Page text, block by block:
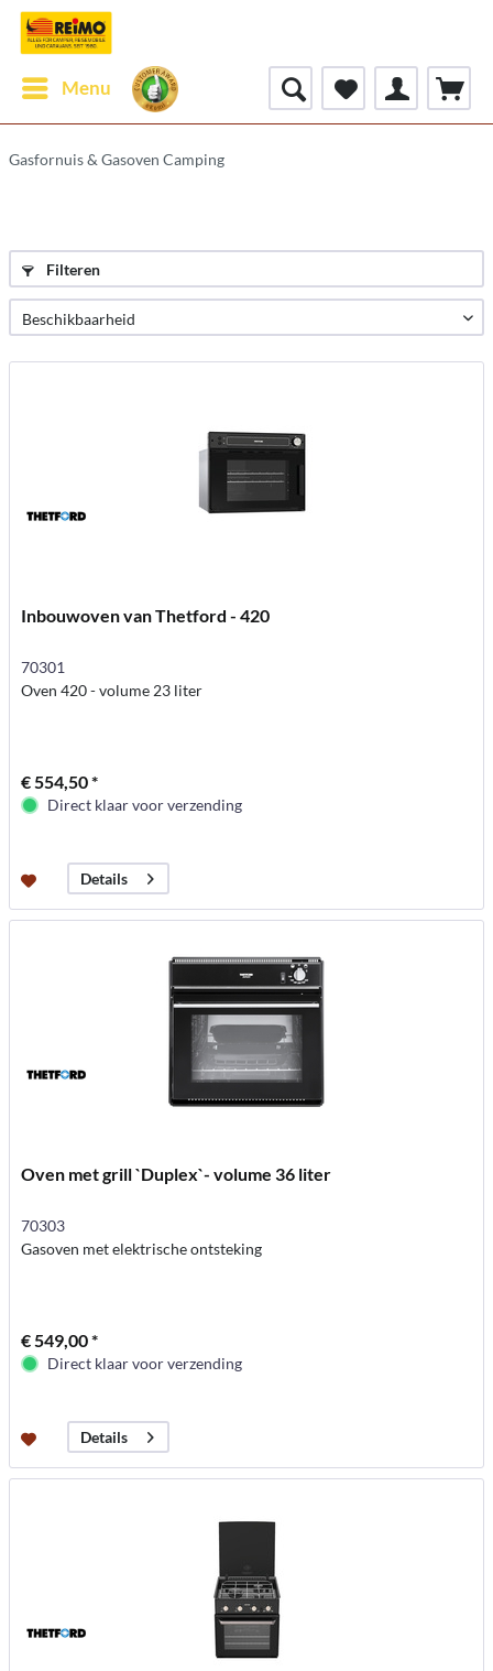
Menu
Gasfornuis & Gasoven Camping
Filteren
Inbouwoven van Thetford - 420
70301
Oven 420 - volume 23 liter
€ 554,50 *
Direct klaar voor verzending
Details
Oven met grill `Duplex`- volume 36 liter
70303
Gasoven met elektrische ontsteking
€ 549,00 *
Direct klaar voor verzending
Details